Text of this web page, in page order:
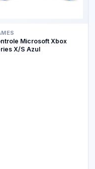
Microsoft Xbox
X/S Azul